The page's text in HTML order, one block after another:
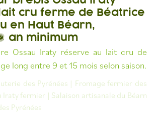
cru ferme de Béatrice
en Haut Béarn,
an minimum
Ossau Iraty réserve au lait cru de
long entre 9 et 15 mois selon saison.
des Pyrénées | Fromage fermier des
Iraty fermier | Salaison artisanale du Béarn
Pyrénées